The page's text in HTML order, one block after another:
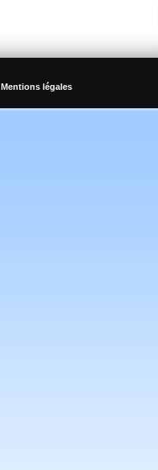
Mentions légales